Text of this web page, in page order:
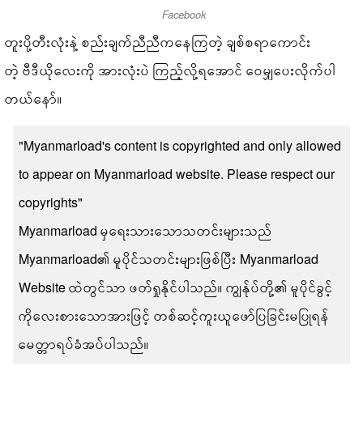
Facebook
တူးပို့တီးလုံးနဲ့ စည်းချက်ညီညီကနေကြတဲ့ ချစ်စရာကောင်း
တဲ့ ဗီဒီယိုလေးကို အားလုံးပဲ ကြည့်လို့ရအောင် ဝေမျှပေးလိုက်ပါ
တယ်နော်။
"Myanmarload's content is copyrighted and only allowed
to appear on Myanmarload website. Please respect our
copyrights"
Myanmarload မှရေးသားသောသတင်းများသည်
Myanmarload၏ မူပိုင်သတင်းများဖြစ်ပြီး Myanmarload
Website ထဲတွင်သာ ဖတ်ရှုနိုင်ပါသည်။ ကျွန်ုပ်တို့၏ မူပိုင်ခွင့်
ကိုလေးစားသောအားဖြင့် တစ်ဆင့်ကူးယူဖော်ပြခြင်းမပြုရန်
မေတ္တာရပ်ခံအပ်ပါသည်။